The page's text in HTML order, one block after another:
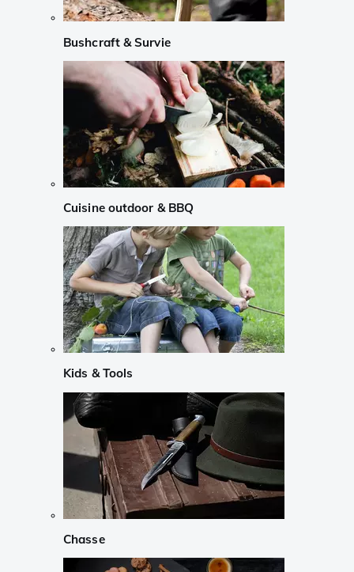
Bushcraft & Survie
Cuisine outdoor & BBQ
Kids & Tools
Chasse